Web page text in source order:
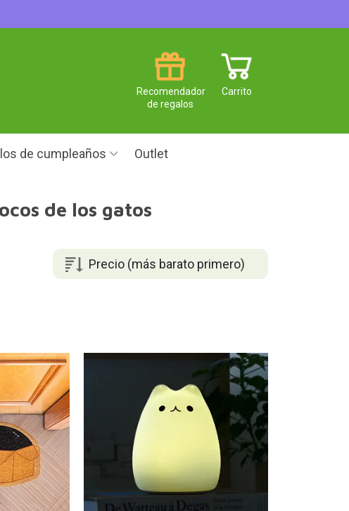
Carrito
Recomendador
de regalos
de cumpleaños Outlet
de los gatos
Precio (más barato primero)